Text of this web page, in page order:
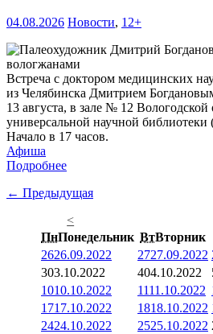
04.08.2026 Новости, 12+
Встреча с доктором медицинских
из Челябинска Дмитрием
13 августа, в зале № 12 Вологодской
универсальной научной
Начало в 17 часов.
Афиша
Подробнее
← Предыдущая
<
ПнПонедельник ВтВторник
2626.09.2022 2727.09.2022
303.10.2022 404.10.2022
1010.10.2022 1111.10.2022
1717.10.2022 1818.10.2022
2424.10.2022 2525.10.2022